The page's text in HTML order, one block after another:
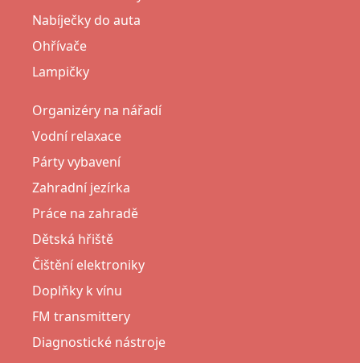
Nabíječky do auta
Ohřívače
Lampičky
Organizéry na nářadí
Vodní relaxace
Párty vybavení
Zahradní jezírka
Práce na zahradě
Dětská hřiště
Čištění elektroniky
Doplňky k vínu
FM transmittery
Diagnostické nástroje